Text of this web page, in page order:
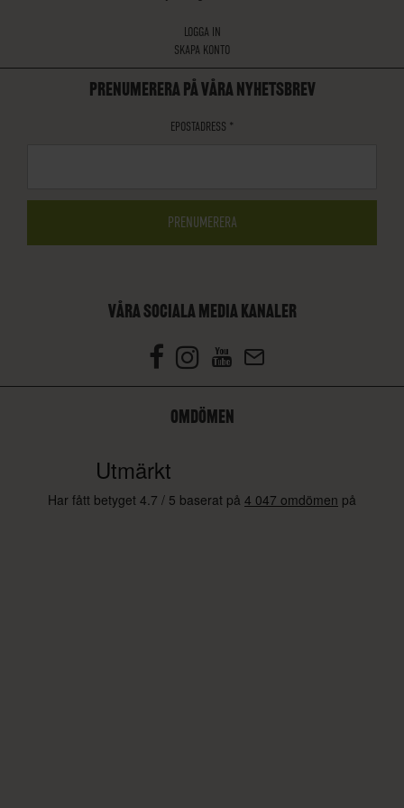
LOGGA IN
SKAPA KONTO
PRENUMERERA PÅ VÅRA NYHETSBREV
EPOSTADRESS *
VÅRA SOCIALA MEDIA KANALER
OMDÖMEN